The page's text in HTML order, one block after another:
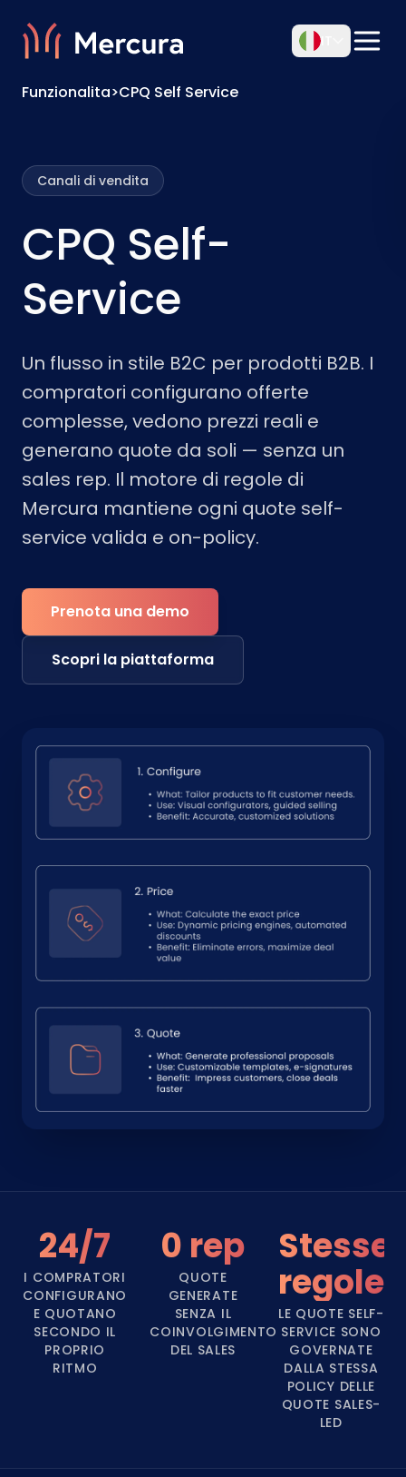
Funzionalita>CPQ Self Service
Canali di vendita
CPQ Self-
Service
Un flusso in stile B2C per prodotti B2B. I
compratori configurano offerte
complesse, vedono prezzi reali e
generano quote da soli — senza un
sales rep. Il motore di regole di
Mercura mantiene ogni quote self-
service valida e on-policy.
Prenota una demo
Scopri la piattaforma
24/7
I COMPRATORI
CONFIGURANO
E QUOTANO
SECONDO IL
PROPRIO
RITMO
0 rep
QUOTE
GENERATE
SENZA IL
COINVOLGIMENTO
DEL SALES
Stesse
regole
LE QUOTE SELF-
SERVICE SONO
GOVERNATE
DALLA STESSA
POLICY DELLE
QUOTE SALES-
LED